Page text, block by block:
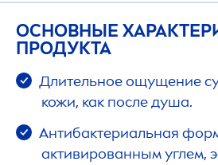
ОСНОВНЫЕ
ПРОДУКТА
Длительное ощущение
кожи, как после душа.
Антибактериальная
активированным углем,